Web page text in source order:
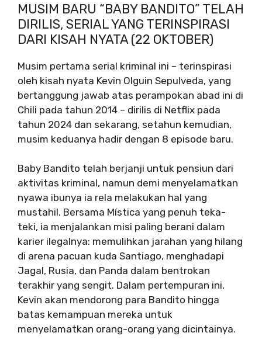
MUSIM BARU “BABY BANDITO” TELAH
DIRILIS, SERIAL YANG TERINSPIRASI
DARI KISAH NYATA (22 OKTOBER)
Musim pertama serial kriminal ini – terinspirasi
oleh kisah nyata Kevin Olguin Sepulveda, yang
bertanggung jawab atas perampokan abad ini di
Chili pada tahun 2014 – dirilis di Netflix pada
tahun 2024 dan sekarang, setahun kemudian,
musim keduanya hadir dengan 8 episode baru.
Baby Bandito telah berjanji untuk pensiun dari
aktivitas kriminal, namun demi menyelamatkan
nyawa ibunya ia rela melakukan hal yang
mustahil. Bersama Mística yang penuh teka-
teki, ia menjalankan misi paling berani dalam
karier ilegalnya: memulihkan jarahan yang hilang
di arena pacuan kuda Santiago, menghadapi
Jagal, Rusia, dan Panda dalam bentrokan
terakhir yang sengit. Dalam pertempuran ini,
Kevin akan mendorong para Bandito hingga
batas kemampuan mereka untuk
menyelamatkan orang-orang yang dicintainya.